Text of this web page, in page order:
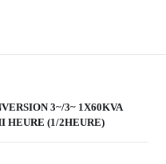
3~/3~ 1X60KVA
HEURE (1/2HEURE)